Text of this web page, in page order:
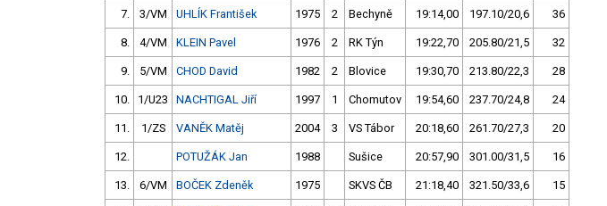
7. 3/VM UHLÍK František 1975 2 Bechyně 19:14,00 197.10/20,6 36
8. 4/VM KLEIN Pavel 1976 2 RK Týn 19:22,70 205.80/21,5 32
9. 5/VM CHOD David 1982 2 Blovice 19:30,70 213.80/22,3 28
10. 1/U23 NACHTIGAL Jiří 1997 1 Chomutov 19:54,60 237.70/24,8 24
11. 1/ZS VANĚK Matěj 2004 3 VS Tábor 20:18,60 261.70/27,3 20
12. POTUŽÁK Jan 1988 Sušice 20:57,90 301.00/31,5 16
13. 6/VM BOČEK Zdeněk 1975 SKVS ČB 21:18,40 321.50/33,6 15